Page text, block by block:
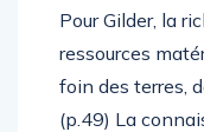
Pour Gilder, la
ressources
foin des terres,
(p.49) La